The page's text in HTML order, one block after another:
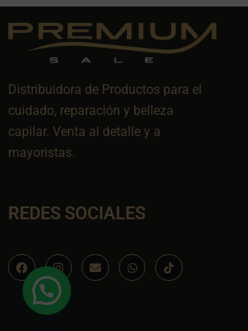
Distribuidora de Productos para el
cuidado, reparación y belleza
capilar. Venta al detalle y a
mayoristas.
REDES SOCIALES
F
a
c
e
b
I
n
s
t
a
g
E
n
v
W
h
a
I
c
o